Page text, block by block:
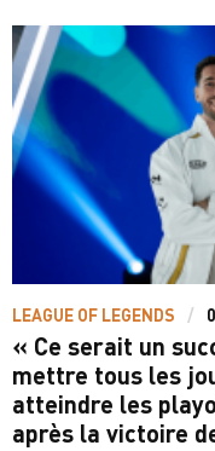
LEAGUE OF LEGENDS 0
« Ce serait un
mettre tous les
atteindre les
après la victoire